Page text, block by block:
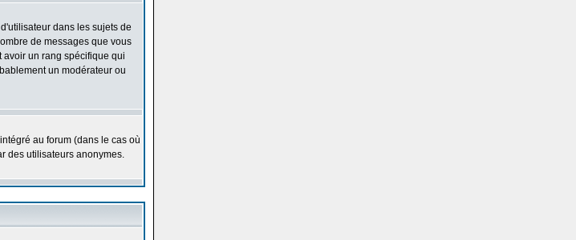
dans les sujets de
de messages que vous
avoir un rang spécifique qui
un modérateur ou
au forum (dans le cas où
des utilisateurs anonymes.